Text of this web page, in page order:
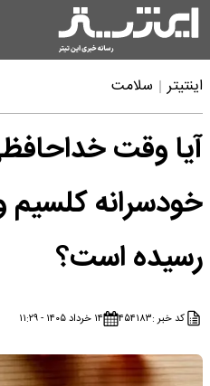
اینتیتر سلامت
آیا وقت
رسیده است؟
کد خبر :۴۵۴۱۸۳ ۱۴ خرداد ۱۴۰۵ - ۱۱:۲۹